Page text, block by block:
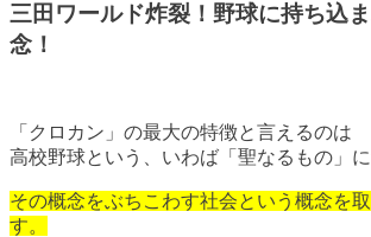
三田ワールド炸裂！野球に持ち込
念！
「クロカン」の最大の特徴と言えるのは
高校野球という、いわば「聖なるもの」
その概念をぶちこわす社会という概念を
す。